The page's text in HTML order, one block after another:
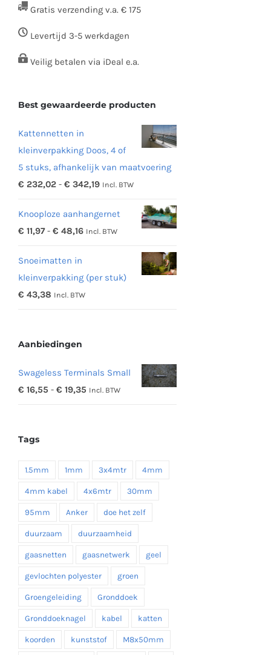
Gratis verzending v.a. € 175
Levertijd 3-5 werkdagen
Veilig betalen via iDeal e.a.
Best gewaardeerde producten
Kattennetten in
kleinverpakking Doos, 4 of
5 stuks, afhankelijk van maatvoering
€ 232,02 - € 342,19Prijsklasse:
tot
€ 342,19
Incl. BTW
Knooploze aanhangernet
€ 11,97 - € 48,16Prijsklasse:
€ 48,16
Incl. BTW
Snoeimatten in
kleinverpakking (per stuk)
€ 43,38 Incl. BTW
Aanbiedingen
Swageless Terminals Small
€ 16,55 - € 19,35 Prijsklasse:
Incl. BTW
Tags
1.5mm 1mm 3x4mtr 4mm
4mm kabel 4x6mtr 30mm
95mm Anker doe het zelf
duurzaam duurzaamheid
gaasnetten gaasnetwerk geel
gevlochten polyester groen
Groengeleiding Gronddoek
Gronddoeknagel kabel katten
koorden kunststof M8x50mm